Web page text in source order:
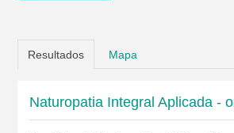
Resultados Mapa
Naturopatia Integral Aplicada -